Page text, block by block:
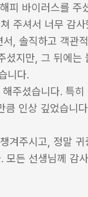
피 바이러스를 주
주셔서 너무 감사
, 솔직하고 객관
지만, 그 뒤에는
니다.
주셨습니다. 특
인상 깊었습니
겨주시고, 정말
든 선생님께 감